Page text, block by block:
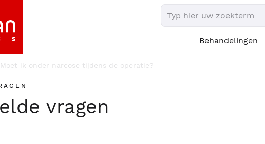
Behandelingen
Moet ik onder narcose tijdens de operatie?
vragen